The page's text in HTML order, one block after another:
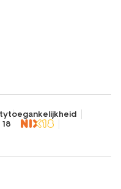
toegankelijkheid